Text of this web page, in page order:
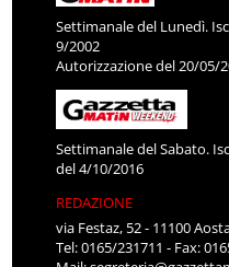
Settimanale del Lunedì.
9/2002
Autorizzazione del 20/05/
Settimanale del Sabato.
del 4/10/2016
REDAZIONE
via Festaz, 52 - 11100
Tel: 0165/231711 - Fax: